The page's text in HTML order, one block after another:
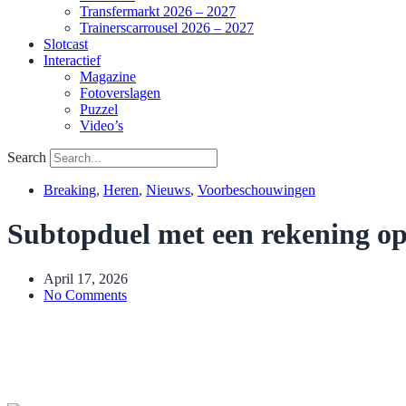
Transfermarkt 2026 – 2027
Trainerscarrousel 2026 – 2027
Slotcast
Interactief
Magazine
Fotoverslagen
Puzzel
Video’s
Search
Breaking, Heren, Nieuws, Voorbeschouwingen
Subtopduel met een rekening
April 17, 2026
No Comments